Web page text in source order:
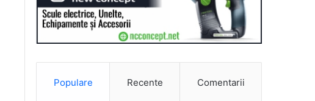
Populare Recente Comentarii